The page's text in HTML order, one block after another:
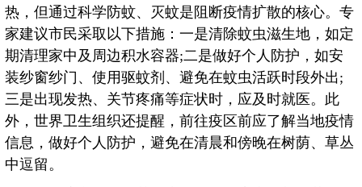
热，但通过科学防蚊、灭蚊是阻断疫情扩散的核心。专
家建议市民采取以下措施：一是清除蚊虫滋生地，如定
期清理家中及周边积水容器;二是做好个人防护，如安
装纱窗纱门、使用驱蚊剂、避免在蚊虫活跃时段外出;
三是出现发热、关节疼痛等症状时，应及时就医。此
外，世界卫生组织还提醒，前往疫区前应了解当地疫情
信息，做好个人防护，避免在清晨和傍晚在树荫、草丛
中逗留。